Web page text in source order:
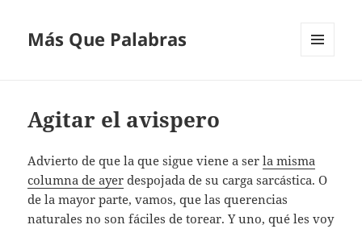
Más Que Palabras
Agitar el avispero
Advierto de que la que sigue viene a serla misma
columna de ayer despojada de su carga sarcástica. O
de la mayor parte, vamos, que las querencias
naturales no son fáciles de torear. Y uno, qué les voy